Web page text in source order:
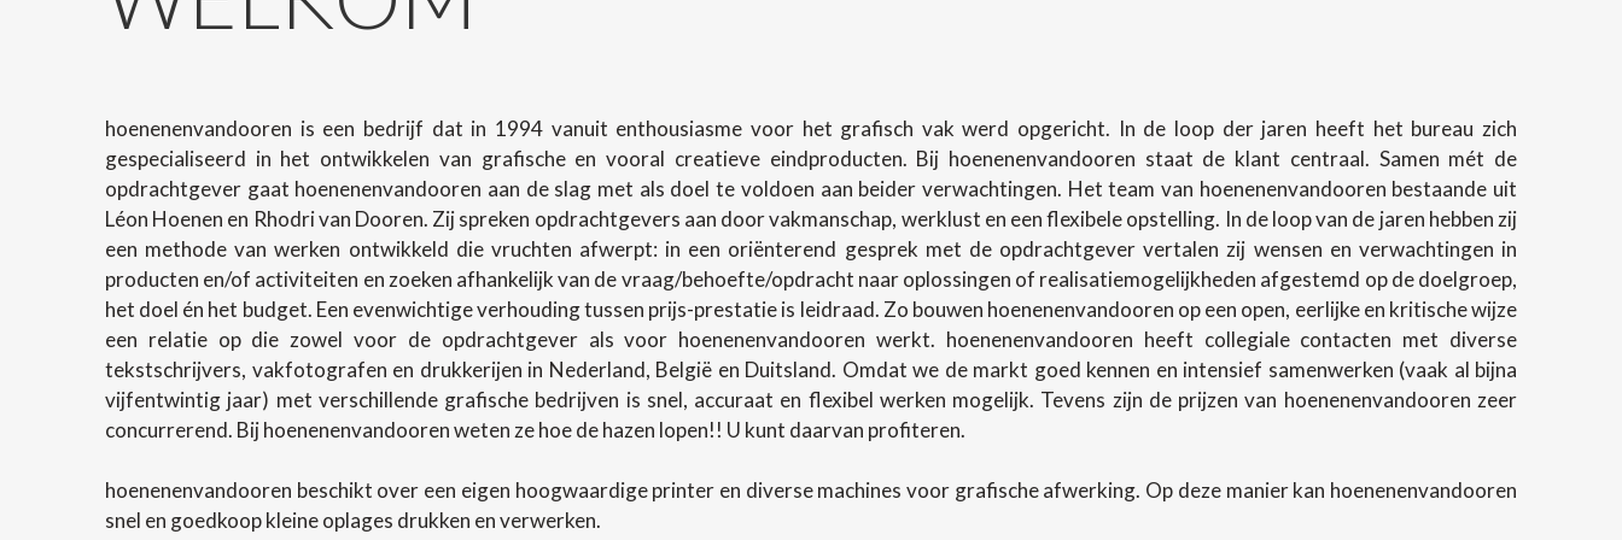
hoenenenvandooren is een bedrijf dat in 1994 vanuit enthousiasme voor het grafisch vak werd opgericht. In de loop der jaren heeft het bureau zich
gespecialiseerd in het ontwikkelen van grafische en vooral creatieve eindproducten. Bij hoenenenvandooren staat de klant centraal. Samen mét de
opdrachtgever gaat hoenenenvandooren aan de slag met als doel te voldoen aan beider verwachtingen. Het team van hoenenenvandooren bestaande uit
Léon Hoenen en Rhodri van Dooren. Zij spreken opdrachtgevers aan door vakmanschap, werklust en een flexibele opstelling. In de loop van de jaren hebben zij
een methode van werken ontwikkeld die vruchten afwerpt: in een oriënterend gesprek met de opdrachtgever vertalen zij wensen en verwachtingen in
producten en/of activiteiten en zoeken afhankelijk van de vraag/behoefte/opdracht naar oplossingen of realisatiemogelijkheden afgestemd op de doelgroep,
het doel én het budget. Een evenwichtige verhouding tussen prijs-prestatie is leidraad. Zo bouwen hoenenenvandooren op een open, eerlijke en kritische wijze
een relatie op die zowel voor de opdrachtgever als voor hoenenenvandooren werkt. hoenenenvandooren heeft collegiale contacten met diverse
tekstschrijvers, vakfotografen en drukkerijen in Nederland, België en Duitsland. Omdat we de markt goed kennen en intensief samenwerken (vaak al bijna
vijfentwintig jaar) met verschillende grafische bedrijven is snel, accuraat en flexibel werken mogelijk. Tevens zijn de prijzen van hoenenenvandooren zeer
concurrerend. Bij hoenenenvandooren weten ze hoe de hazen lopen!! U kunt daarvan profiteren.
hoenenenvandooren beschikt over een eigen hoogwaardige printer en diverse machines voor grafische afwerking. Op deze manier kan hoenenenvandooren
snel en goedkoop kleine oplages drukken en verwerken.